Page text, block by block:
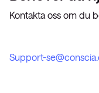
Kontakta oss om du
Support-